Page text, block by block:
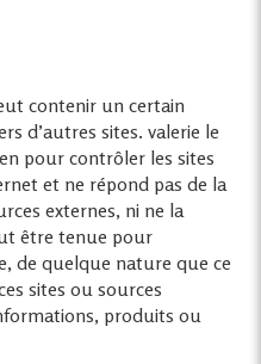
contenir un certain
d’autres sites. valerie le
pour contrôler les sites
et ne répond pas de la
externes, ni ne la
être tenue pour
de quelque nature que ce
sites ou sources
produits ou